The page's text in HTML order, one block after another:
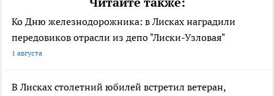
Ко Дню железнодорожника: в Лисках наградили
передовиков отрасли из депо "Лиски-Узловая"
1 августа
В Лисках столетний юбилей встретил ветеран,